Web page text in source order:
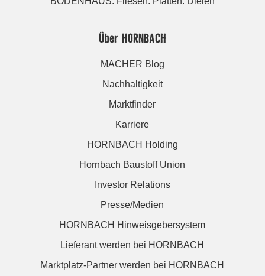
Über HORNBACH
MACHER Blog
Nachhaltigkeit
Marktfinder
Karriere
HORNBACH Holding
Hornbach Baustoff Union
Investor Relations
Presse/Medien
HORNBACH Hinweisgebersystem
Lieferant werden bei HORNBACH
Marktplatz-Partner werden bei HORNBACH